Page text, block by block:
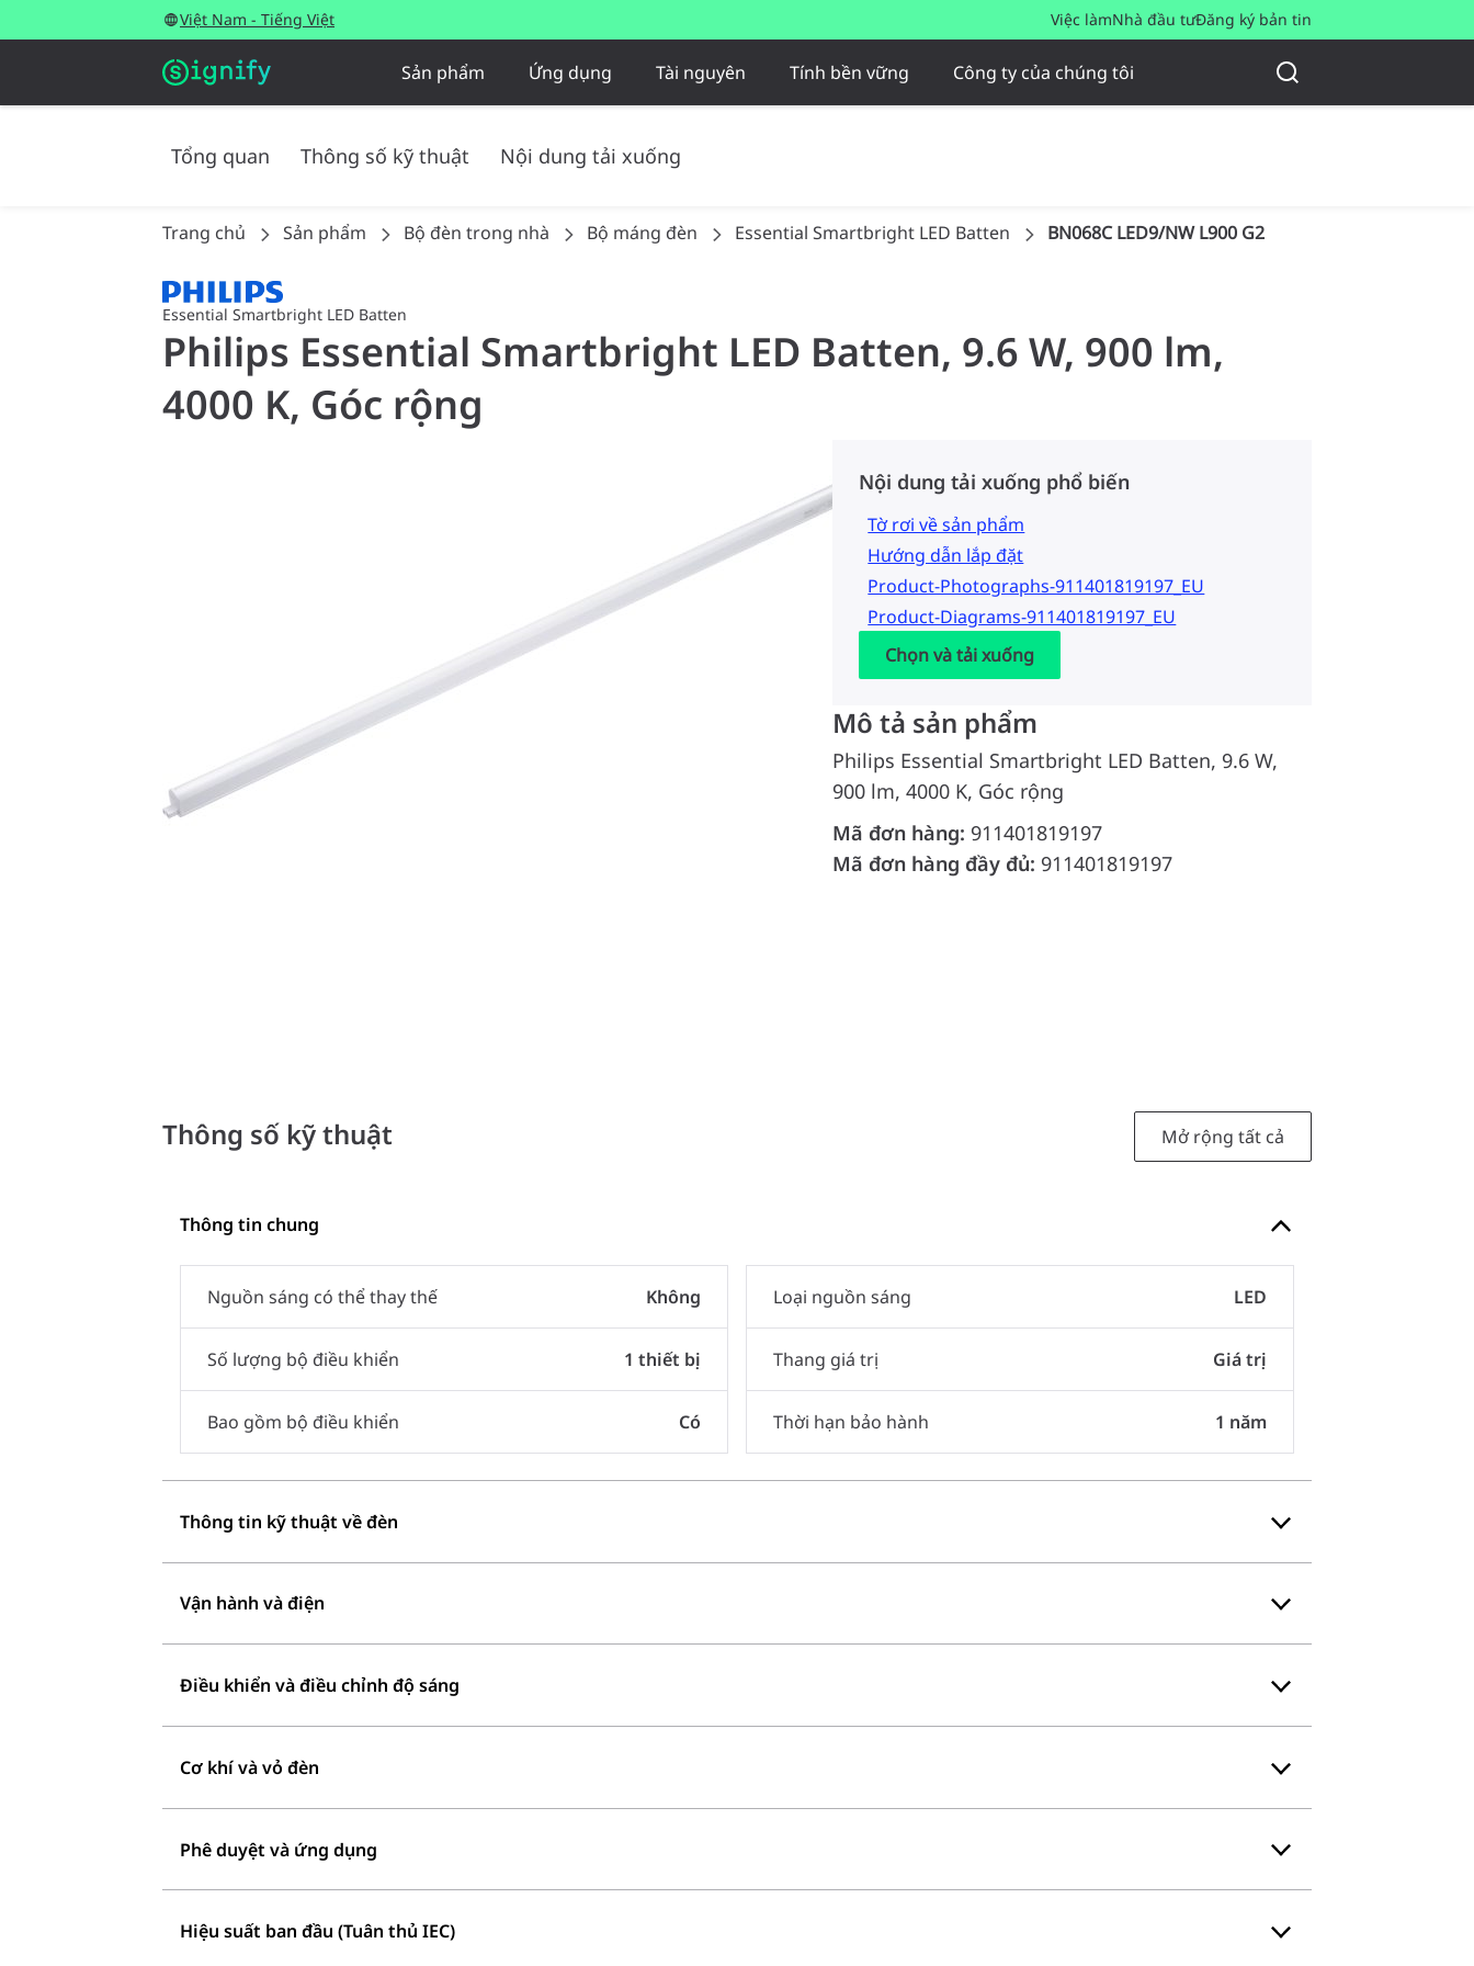
Việt Nam - Tiếng Việt Việc làmNhà đầu tưĐăng ký bản tin
Sản phẩm Ứng dụng Tài nguyên Tính bền vững Công ty của chúng tôi
Tổng quan Thông số kỹ thuật Nội dung tải xuống
Trang chủ Sản phẩm Bộ đèn trong nhà Bộ máng đèn Essential Smartbright LED Batten BN068C LED9/NW L900 G2
Essential Smartbright LED Batten
Philips Essential Smartbright LED Batten, 9.6 W, 900 lm,
4000 K, Góc rộng
Nội dung tải xuống phổ biến
Tờ rơi về sản phẩm
Hướng dẫn lắp đặt
Product-Photographs-911401819197_EU
Product-Diagrams-911401819197_EU
Chọn và tải xuống
Mô tả sản phẩm
Philips Essential Smartbright LED Batten, 9.6 W,
900 lm, 4000 K, Góc rộng
Mã đơn hàng: 911401819197
Mã đơn hàng đầy đủ: 911401819197
Thông số kỹ thuật Mở rộng tất cả
Thông tin chung
Nguồn sáng có thể thay thế Không
Số lượng bộ điều khiển 1 thiết bị
Bao gồm bộ điều khiển Có
Loại nguồn sáng LED
Thang giá trị Giá trị
Thời hạn bảo hành 1 năm
Thông tin kỹ thuật về đèn
Vận hành và điện
Điều khiển và điều chỉnh độ sáng
Cơ khí và vỏ đèn
Phê duyệt và ứng dụng
Hiệu suất ban đầu (Tuân thủ IEC)